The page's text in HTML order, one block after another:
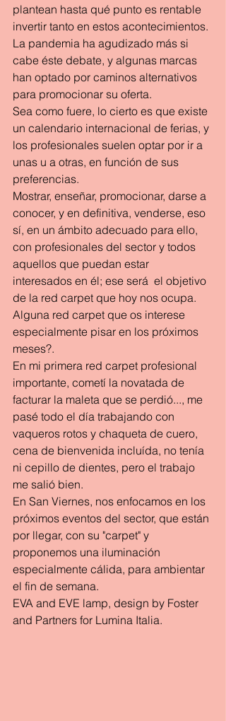
plantean hasta qué punto es rentable
invertir tanto en estos acontecimientos.
La pandemia ha agudizado más si
cabe éste debate, y algunas marcas
han optado por caminos alternativos
para promocionar su oferta.
Sea como fuere, lo cierto es que existe
un calendario internacional de ferias, y
los profesionales suelen optar por ir a
unas u a otras, en función de sus
preferencias.
Mostrar, enseñar, promocionar, darse a
conocer, y en definitiva, venderse, eso
sí, en un ámbito adecuado para ello,
con profesionales del sector y todos
aquellos que puedan estar
interesados en él; ese será  el objetivo
de la red carpet que hoy nos ocupa.
Alguna red carpet que os interese
especialmente pisar en los próximos
meses?.
En mi primera red carpet profesional
importante, cometí la novatada de
facturar la maleta que se perdió..., me
pasé todo el día trabajando con
vaqueros rotos y chaqueta de cuero,
cena de bienvenida incluída, no tenía
ni cepillo de dientes, pero el trabajo
me salió bien.
En San Viernes, nos enfocamos en los
próximos eventos del sector, que están
por llegar, con su "carpet" y
proponemos una iluminación
especialmente cálida, para ambientar
el fin de semana.
EVA and EVE lamp, design by Foster
and Partners for Lumina Italia.